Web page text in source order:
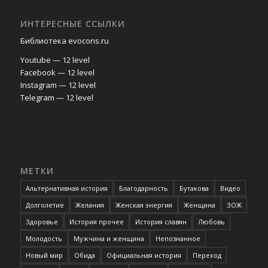
ИНТЕРЕСНЫЕ ССЫЛКИ
Библиотека evocons.ru
Youtube — 12 level
Facebook — 12 level
Instagram — 12 level
Telegram — 12 level
МЕТКИ
Альтернативная история Благодарность Бутакова
Видео
Долголетие
Желания Женская энергия Женщина
ЗОЖ
Здоровье
История прочее История славян
Любовь
Молодость
Мужчина и женщина
Непознанное
Новый мир
Обида Официальная история
Переход